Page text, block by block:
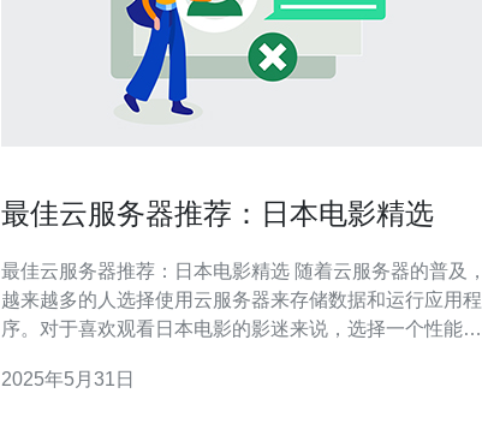
最佳云服务器推荐：日本电影精选
最佳云服务器推荐：日本电影精选 随着云服务器的普及，
越来越多的人选择使用云服务器来存储数据和运行应用程
序。对于喜欢观看日本电影的影迷来说，选择一个性能稳
本文将推荐几款性能优秀的云服务器，让您尽情享受日本
2025年5月31日